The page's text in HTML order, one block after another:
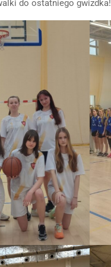
do ostatniego gwizdka!